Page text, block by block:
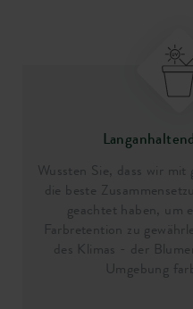
Wussten Sie, dass wir
die beste
geachtet haben, um
Farbretention zu
des Klimas - der
Umgebung